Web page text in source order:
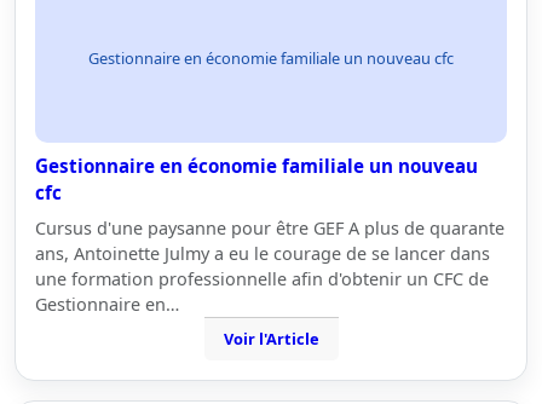
Gestionnaire en économie familiale un nouveau cfc
Gestionnaire en économie familiale un nouveau
cfc
Cursus d'une paysanne pour être GEF A plus de quarante
ans, Antoinette Julmy a eu le courage de se lancer dans
une formation professionnelle afin d'obtenir un CFC de
Gestionnaire en…
Voir l'Article